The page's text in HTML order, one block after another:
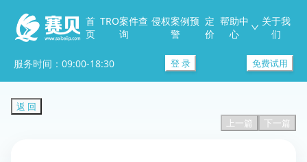
首
页
TRO案件查
询
侵权案例预
警
定
价
帮助中
心
关于我
们
服务时间：09:00-18:30 登 录 免费试用
返 回
上一篇
下一篇